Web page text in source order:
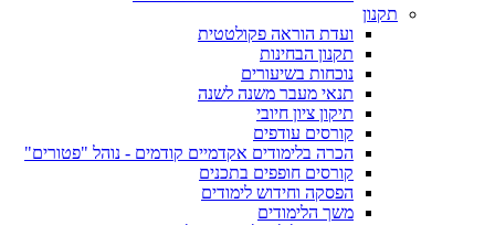
תקנון
ועדת הוראה פקולטטית
תקנון הבחינות
נוכחות בשיעורים
תנאי מעבר משנה לשנה
תיקון ציון חיובי
קורסים עודפים
הכרה בלימודים אקדמיים קודמים - נוהל "פטורים"
קורסים חופפים בתכנים
הפסקה וחידוש לימודים
משך הלימודים